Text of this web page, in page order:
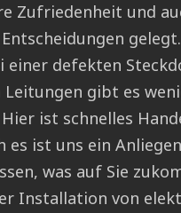
Zufriedenheit und
gelegt.
einer defekten
gibt es
ist schnelles
es ist uns ein
was auf Sie
Installation von